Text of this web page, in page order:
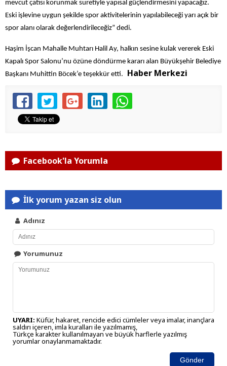
mevcut çatısı korunmak suretiyle yapısal güçlendirmesini yapacağız.
Eski işlevine uygun şekilde spor aktivitelerinin yapılabileceği yarı açık bir
spor alanı olarak değerlendirileceğiz” dedi.
Haşim İşcan Mahalle Muhtarı Halil Ay, halkın sesine kulak vererek Eski
Kapalı Spor Salonu’nu özüne döndürme kararı alan Büyükşehir Belediye
Başkanı Muhittin Böcek’e teşekkür etti.
Haber Merkezi
Facebook'la Yorumla
İlk yorum yazan siz olun
Adınız
Yorumunuz
UYARI: Küfür, hakaret, rencide edici cümleler veya imalar, inançlara
saldırı içeren, imla kuralları ile yazılmamış,
Türkçe karakter kullanılmayan ve büyük harflerle yazılmış
yorumlar onaylanmamaktadır.
Gönder